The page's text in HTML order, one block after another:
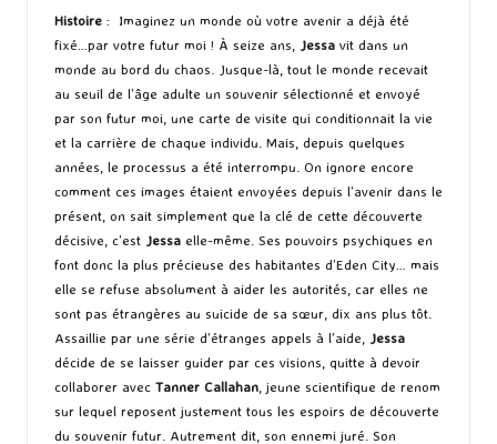
Histoire : Imaginez un monde où votre avenir a déjà été
fixé…par votre futur moi ! À seize ans, Jessa vit dans un
monde au bord du chaos. Jusque-là, tout le monde recevait
au seuil de l’âge adulte un souvenir sélectionné et envoyé
par son futur moi, une carte de visite qui conditionnait la vie
et la carrière de chaque individu. Mais, depuis quelques
années, le processus a été interrompu. On ignore encore
comment ces images étaient envoyées depuis l’avenir dans le
présent, on sait simplement que la clé de cette découverte
décisive, c’est Jessa elle-même. Ses pouvoirs psychiques en
font donc la plus précieuse des habitantes d’Eden City… mais
elle se refuse absolument à aider les autorités, car elles ne
sont pas étrangères au suicide de sa sœur, dix ans plus tôt.
Assaillie par une série d’étranges appels à l’aide, Jessa
décide de se laisser guider par ces visions, quitte à devoir
collaborer avec Tanner Callahan, jeune scientifique de renom
sur lequel reposent justement tous les espoirs de découverte
du souvenir futur. Autrement dit, son ennemi juré. Son